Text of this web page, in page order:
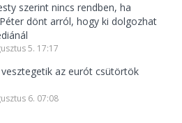
szerint nincs rendben, ha
dönt arról, hogy ki dolgozhat
5. 17:17
vesztegetik az eurót csütörtök
6. 07:08